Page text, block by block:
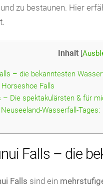
zu bestaunen. Hier
Inhalt [
– die bekanntesten
Falls
– Die spektakulärsten & für
Wasserfall-Tages:
Falls – die
Falls sind ein